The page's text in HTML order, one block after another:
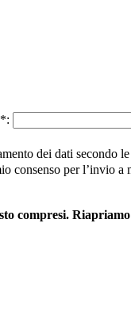
*:
dei dati secondo
consenso per l’invio
compresi.